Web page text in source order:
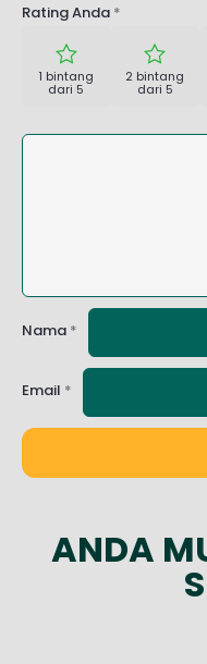
Rating Anda *
1 bintang
dari 5
2 bintang
dari 5
Nama *
Email *
ANDA